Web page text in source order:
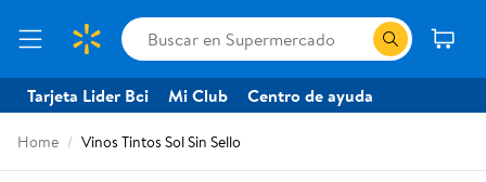
Tarjeta Lider Bci Mi Club Centro de ayuda
Home Vinos Tintos Sol Sin Sello